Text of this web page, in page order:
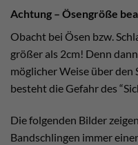
Achtung – Ösengröße
Obacht bei Ösen bzw.
größer als 2cm! Denn
möglicher Weise über den
besteht die Gefahr des
Die folgenden Bilder
Bandschlingen immer